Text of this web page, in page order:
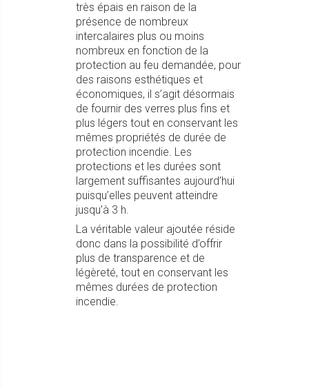
très épais en raison de la
présence de nombreux
intercalaires plus ou moins
nombreux en fonction de la
protection au feu demandée, pour
des raisons esthétiques et
économiques, il s’agit désormais
de fournir des verres plus fins et
plus légers tout en conservant les
mêmes propriétés de durée de
protection incendie. Les
protections et les durées sont
largement suffisantes aujourd’hui
puisqu’elles peuvent atteindre
jusqu’à 3 h.
La véritable valeur ajoutée réside
donc dans la possibilité d’offrir
plus de transparence et de
légèreté, tout en conservant les
mêmes durées de protection
incendie.